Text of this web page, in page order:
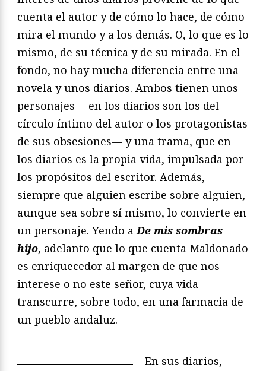
cuenta el autor y de cómo lo hace, de cómo
mira el mundo y a los demás. O, lo que es lo
mismo, de su técnica y de su mirada. En el
fondo, no hay mucha diferencia entre una
novela y unos diarios. Ambos tienen unos
personajes —en los diarios son los del
círculo íntimo del autor o los protagonistas
de sus obsesiones— y una trama, que en
los diarios es la propia vida, impulsada por
los propósitos del escritor. Además,
siempre que alguien escribe sobre alguien,
aunque sea sobre sí mismo, lo convierte en
un personaje. Yendo aDe mis sombras
hijo, adelanto que lo que cuenta Maldonado
es enriquecedor al margen de que nos
interese o no este señor, cuya vida
transcurre, sobre todo, en una farmacia de
un pueblo andaluz.
En sus diarios,